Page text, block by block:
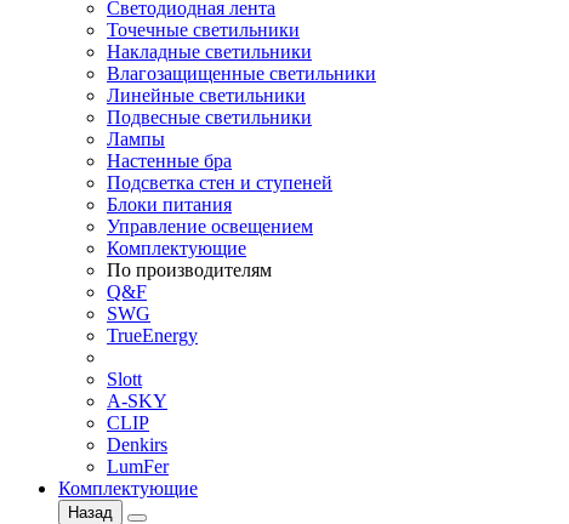
Светодиодная лента
Точечные светильники
Накладные светильники
Влагозащищенные светильники
Линейные светильники
Подвесные светильники
Лампы
Настенные бра
Подсветка стен и ступеней
Блоки питания
Управление освещением
Комплектующие
По производителям
Q&F
SWG
TrueEnergy
Slott
A-SKY
CLIP
Denkirs
LumFer
Комплектующие
Назад